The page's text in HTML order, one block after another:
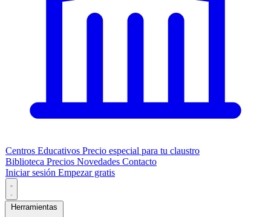
Centros Educativos Precio especial para tu claustro
Biblioteca Precios Novedades Contacto
Iniciar sesión Empezar gratis